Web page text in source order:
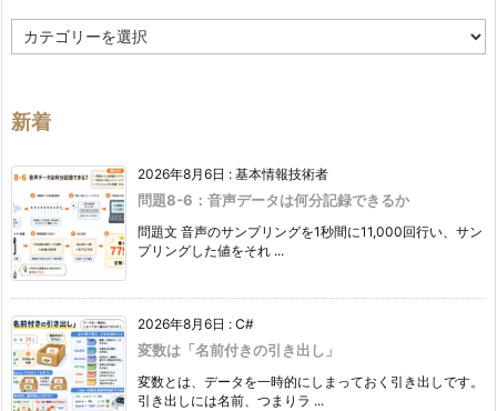
テ
ー
新着
2026年8月6日 : 基本情報技術者
問題8-6：音声データは何分記録できるか
問題文 音声のサンプリングを1秒間に11,000回行い、サン
プリングした値をそれ ...
2026年8月6日 : C#
変数は「名前付きの引き出し」
変数とは、データを一時的にしまっておく引き出しです。
引き出しには名前、つまりラ ...